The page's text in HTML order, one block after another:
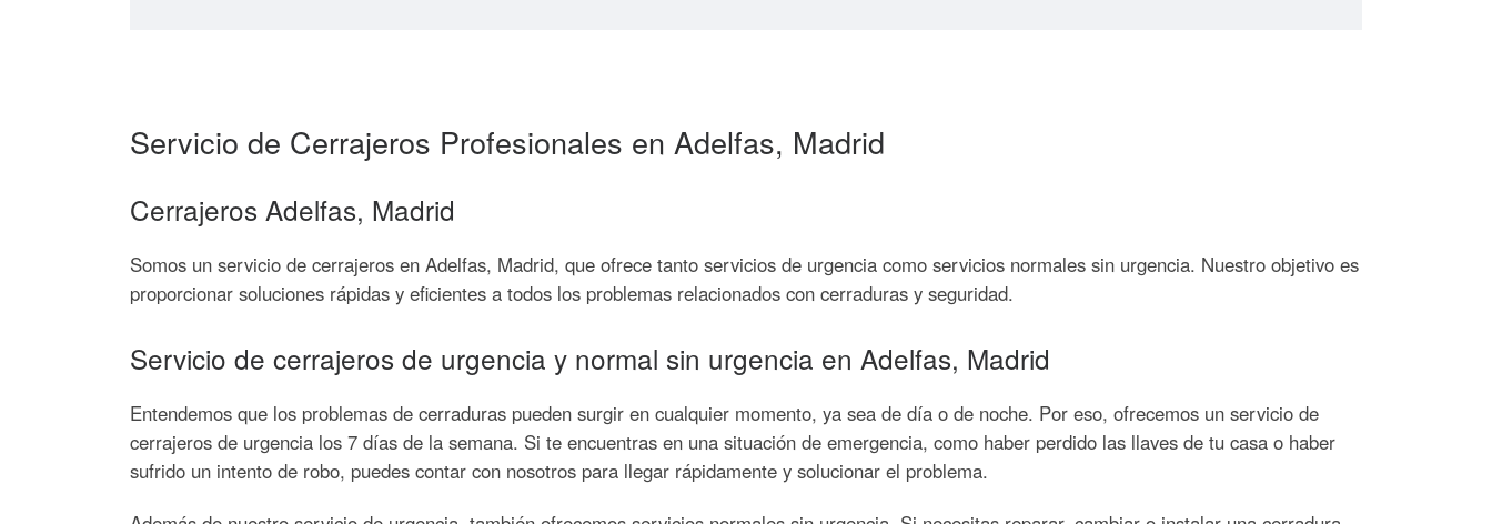
Servicio de Cerrajeros Profesionales en Adelfas, Madrid
Cerrajeros Adelfas, Madrid
Somos un servicio de cerrajeros en Adelfas, Madrid, que ofrece tanto servicios de urgencia como servicios normales sin urgencia. Nuestro objetivo es
proporcionar soluciones rápidas y eficientes a todos los problemas relacionados con cerraduras y seguridad.
Servicio de cerrajeros de urgencia y normal sin urgencia en Adelfas, Madrid
Entendemos que los problemas de cerraduras pueden surgir en cualquier momento, ya sea de día o de noche. Por eso, ofrecemos un servicio de
cerrajeros de urgencia los 7 días de la semana. Si te encuentras en una situación de emergencia, como haber perdido las llaves de tu casa o haber
sufrido un intento de robo, puedes contar con nosotros para llegar rápidamente y solucionar el problema.